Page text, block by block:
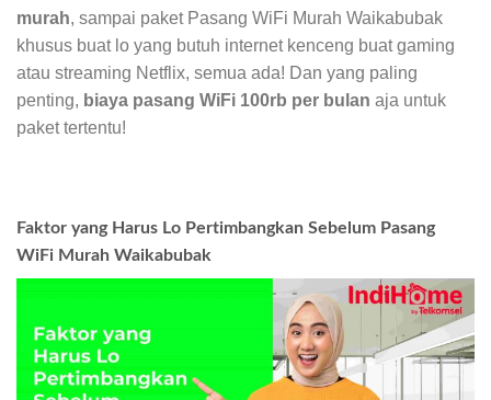
murah, sampai paket Pasang WiFi Murah Waikabubak
khusus buat lo yang butuh internet kenceng buat gaming
atau streaming Netflix, semua ada! Dan yang paling
penting, biaya pasang WiFi 100rb per bulan aja untuk
paket tertentu!
Faktor yang Harus Lo Pertimbangkan Sebelum Pasang
WiFi Murah Waikabubak